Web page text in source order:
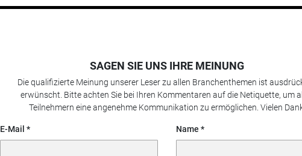
SAGEN SIE UNS IHRE MEINUNG
Die qualifizierte Meinung unserer Leser zu allen Branchenthemen ist
erwünscht. Bitte achten Sie bei Ihren Kommentaren auf die Netiquette, um
Teilnehmern eine angenehme Kommunikation zu ermöglichen. Vielen
E-Mail Name